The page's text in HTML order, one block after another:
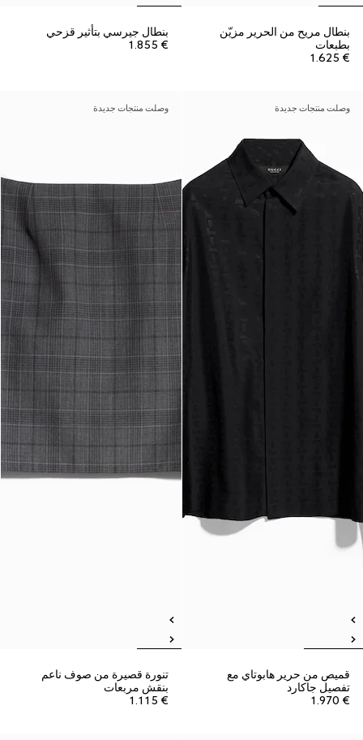
بنطال مريح من الحرير مزيّن
بطبعات
€ 1.625
بنطال جيرسي بتأثير قزحي
€ 1.855
وصلت منتجات جديدة
قميص من حرير هابوتاي مع
تفصيل جاكارد
€ 1.970
وصلت منتجات جديدة
تنورة قصيرة من صوف ناعم
بنقش مربعات
€ 1.115